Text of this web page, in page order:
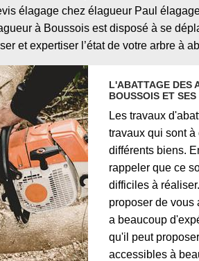
élagage chez élagueur Paul
à Boussois est disposé à se
et expertiser l’état de votre arbre à
L'ABATTAGE DES
BOUSSOIS ET
Les travaux
travaux qui sont
différents biens.
rappeler que ce
difficiles à
proposer de vous
a beaucoup
qu'il peut
accessibles à